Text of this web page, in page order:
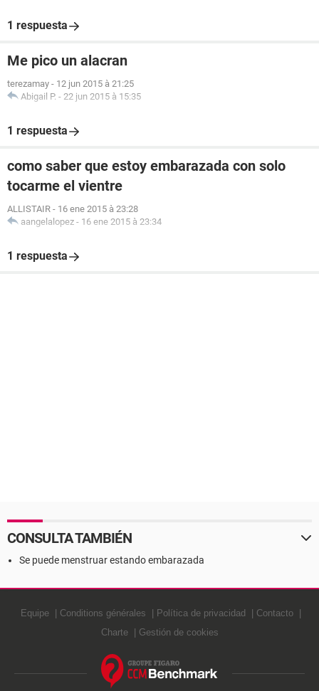
1 respuesta
Me pico un alacran
terezamay - 12 jun 2015 à 21:25
Abigail P. - 22 jun 2015 à 15:35
1 respuesta
como saber que estoy embarazada con solo
tocarme el vientre
ALLISTAIR - 16 ene 2015 à 23:28
aangelalopez - 16 ene 2015 à 23:34
1 respuesta
CONSULTA TAMBIÉN
Se puede menstruar estando embarazada
Equipe Conditions générales Política de privacidad
Contacto
Charte
Gestión de cookies